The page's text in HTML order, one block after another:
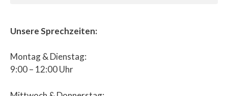
Unsere Sprechzeiten:
Montag & Dienstag:
9:00 – 12:00 Uhr